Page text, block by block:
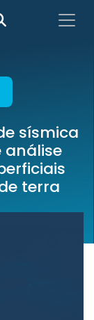
sísmica
análise
terra